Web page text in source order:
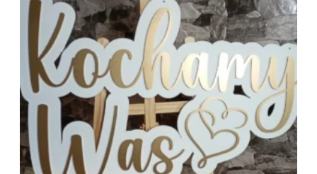
d
5
0